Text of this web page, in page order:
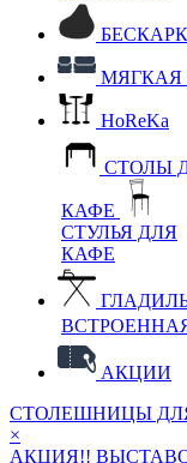
МЯГКАЯ
HoReKa
СТОЛЫ
КАФЕ
СТУЛЬЯ ДЛЯ
КАФЕ
АКЦИИ
СТОЛЕШНИЦЫ
×
АКЦИЯ!!